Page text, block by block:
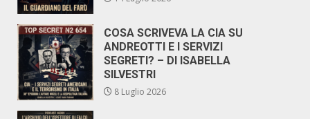
COSA SCRIVEVA LA CIA SU
ANDREOTTI E I SERVIZI
SEGRETI? – DI ISABELLA
SILVESTRI
8 Luglio 2026